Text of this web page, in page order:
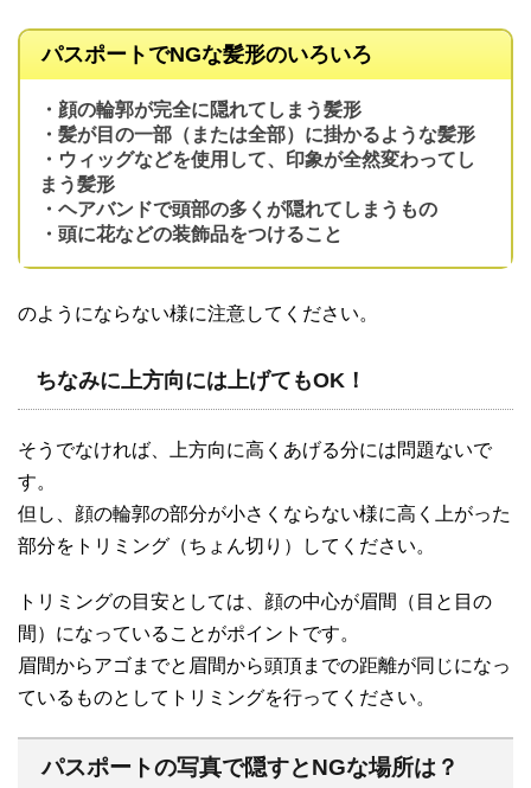
パスポートでNGな髪形のいろいろ
・顔の輪郭が完全に隠れてしまう髪形
・髪が目の一部（または全部）に掛かるような髪形
・ウィッグなどを使用して、印象が全然変わってし
まう髪形
・ヘアバンドで頭部の多くが隠れてしまうもの
・頭に花などの装飾品をつけること
のようにならない様に注意してください。
ちなみに上方向には上げてもOK！
そうでなければ、上方向に高くあげる分には問題ないで
す。
但し、顔の輪郭の部分が小さくならない様に高く上がった
部分をトリミング（ちょん切り）してください。
トリミングの目安としては、顔の中心が眉間（目と目の
間）になっていることがポイントです。
眉間からアゴまでと眉間から頭頂までの距離が同じになっ
ているものとしてトリミングを行ってください。
パスポートの写真で隠すとNGな場所は？